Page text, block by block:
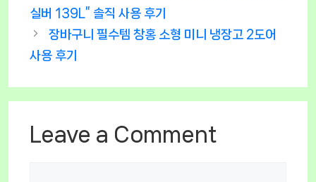
실버 139L” 솔직 사용 후기
장바구니 필수템 창홍 소형 미니 냉장고 2도어
사용 후기
Leave a Comment